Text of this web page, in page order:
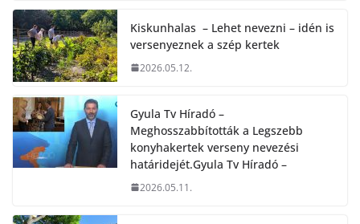
Kiskunhalas – Lehet nevezni – idén is
versenyeznek a szép kertek
2026.05.12.
Gyula Tv Híradó –
Meghosszabbították a Legszebb
konyhakertek verseny nevezési
határidejét.Gyula Tv Híradó –
2026.05.11.